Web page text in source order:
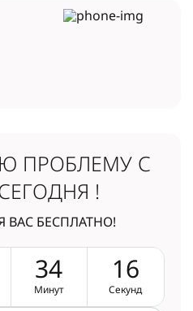
ПРОБЛЕМУ С
!
ВАС БЕСПЛАТНО!
34
Минут
15
Секунд